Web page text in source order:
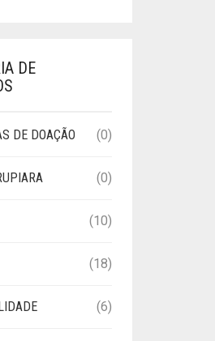
DE
DE DOAÇÃO (0)
(0)
(10)
(18)
(6)